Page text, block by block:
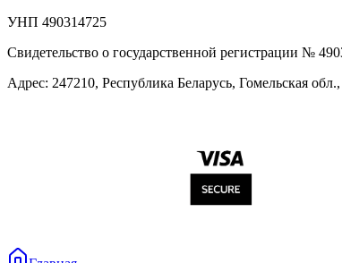
УНП 490314725
Свидетельство о государственной регистрации №
Адрес: 247210, Республика Беларусь, Гомельская